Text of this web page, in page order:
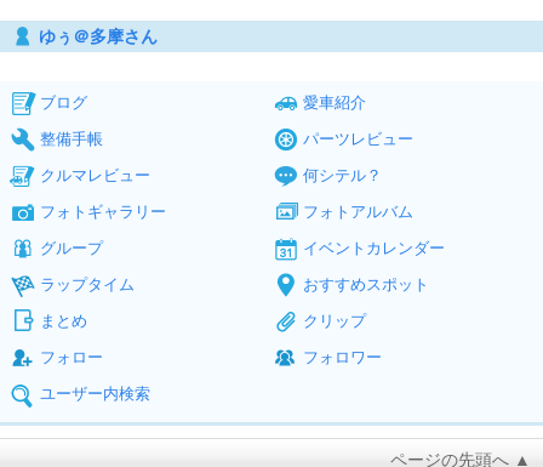
ゆぅ＠多摩さん
ブログ
愛車紹介
整備手帳
パーツレビュー
クルマレビュー
何シテル？
フォトギャラリー
フォトアルバム
グループ
イベントカレンダー
ラップタイム
おすすめスポット
まとめ
クリップ
フォロー
フォロワー
ユーザー内検索
ページの先頭へ ▲